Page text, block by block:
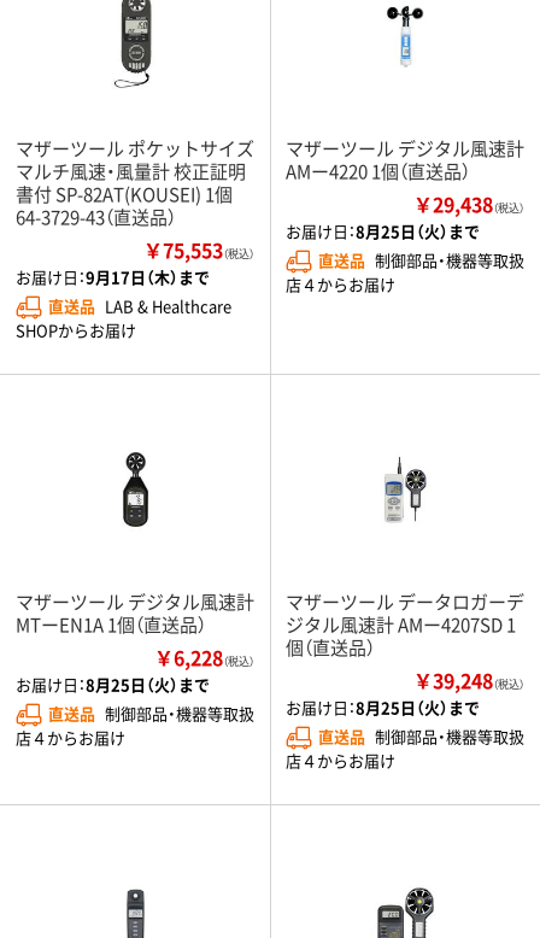
マザーツール ポケットサイズ
マルチ風速・風量計 校正証明
書付 SP-82AT(KOUSEI) 1個
64-3729-43（直送品）
￥75,553（税込）
お届け日：9月17日（木）まで
直送品 LAB & Healthcare
SHOPからお届け
マザーツール デジタル風速計
AMー4220 1個（直送品）
￥29,438（税込）
お届け日：8月25日（火）まで
直送品 制御部品・機器等取扱
店４からお届け
マザーツール デジタル風速計
MTーEN1A 1個（直送品）
￥6,228（税込）
お届け日：8月25日（火）まで
直送品 制御部品・機器等取扱
店４からお届け
マザーツール データロガーデ
ジタル風速計 AMー4207SD 1
個（直送品）
￥39,248（税込）
お届け日：8月25日（火）まで
直送品 制御部品・機器等取扱
店４からお届け